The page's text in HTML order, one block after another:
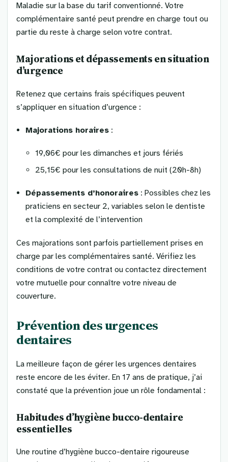
Maladie sur la base du tarif conventionné. Votre
complémentaire santé peut prendre en charge tout ou
partie du reste à charge selon votre contrat.
Majorations et dépassements en situation
d’urgence
Retenez que certains frais spécifiques peuvent
s’appliquer en situation d’urgence :
Majorations horaires :
19,06€ pour les dimanches et jours fériés
25,15€ pour les consultations de nuit (20h-8h)
Dépassements d’honoraires : Possibles chez les
praticiens en secteur 2, variables selon le dentiste
et la complexité de l’intervention
Ces majorations sont parfois partiellement prises en
charge par les complémentaires santé. Vérifiez les
conditions de votre contrat ou contactez directement
votre mutuelle pour connaître votre niveau de
couverture.
Prévention des urgences
dentaires
La meilleure façon de gérer les urgences dentaires
reste encore de les éviter. En 17 ans de pratique, j’ai
constaté que la prévention joue un rôle fondamental :
Habitudes d’hygiène bucco-dentaire
essentielles
Une routine d’hygiène bucco-dentaire rigoureuse